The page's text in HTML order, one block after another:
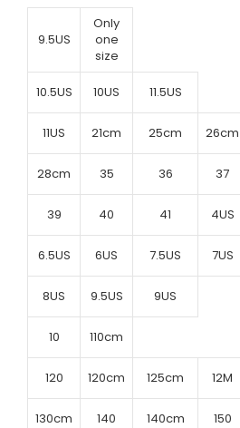
9.5US
Only
one
size
10.5US 10US 11.5US
11US 21cm 25cm 26cm
28cm 35 36 37
39 40 41 4US
6.5US 6US 7.5US 7US
8US 9.5US 9US
10 110cm
120 120cm 125cm 12M
130cm 140 140cm 150